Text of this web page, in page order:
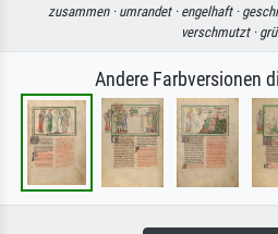
zusammen · umrandet · engelhaft ·
verschmutzt ·
Andere Farbversionen